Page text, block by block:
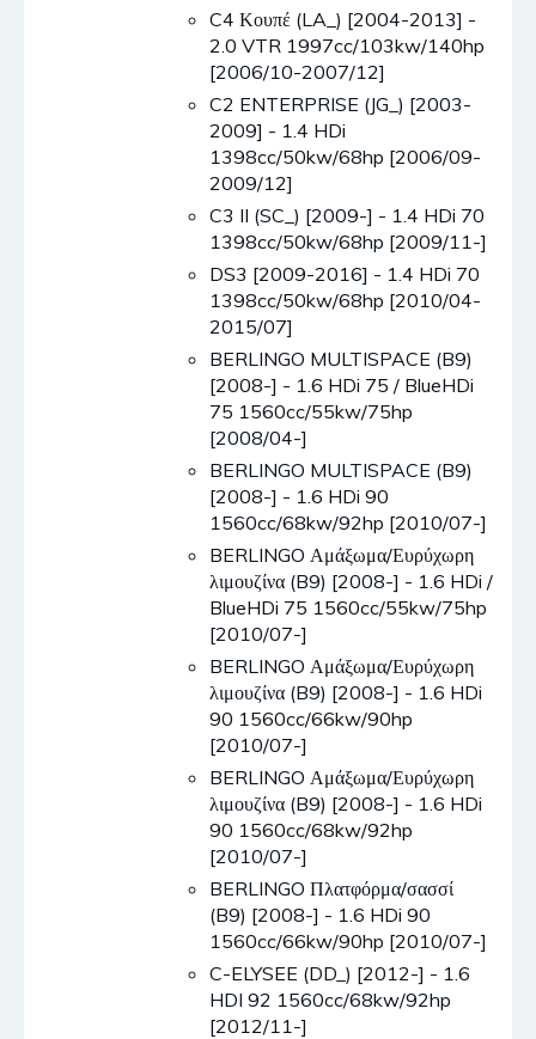
C4 Κουπέ (LA_) [2004-2013] -
2.0 VTR 1997cc/103kw/140hp
[2006/10-2007/12]
C2 ENTERPRISE (JG_) [2003-
2009] - 1.4 HDi
1398cc/50kw/68hp [2006/09-
2009/12]
C3 II (SC_) [2009-] - 1.4 HDi 70
1398cc/50kw/68hp [2009/11-]
DS3 [2009-2016] - 1.4 HDi 70
1398cc/50kw/68hp [2010/04-
2015/07]
BERLINGO MULTISPACE (B9)
[2008-] - 1.6 HDi 75 / BlueHDi
75 1560cc/55kw/75hp
[2008/04-]
BERLINGO MULTISPACE (B9)
[2008-] - 1.6 HDi 90
1560cc/68kw/92hp [2010/07-]
BERLINGO Αμάξωμα/Ευρύχωρη
λιμουζίνα (B9) [2008-] - 1.6 HDi /
BlueHDi 75 1560cc/55kw/75hp
[2010/07-]
BERLINGO Αμάξωμα/Ευρύχωρη
λιμουζίνα (B9) [2008-] - 1.6 HDi
90 1560cc/66kw/90hp
[2010/07-]
BERLINGO Αμάξωμα/Ευρύχωρη
λιμουζίνα (B9) [2008-] - 1.6 HDi
90 1560cc/68kw/92hp
[2010/07-]
BERLINGO Πλατφόρμα/σασσί
(B9) [2008-] - 1.6 HDi 90
1560cc/66kw/90hp [2010/07-]
C-ELYSEE (DD_) [2012-] - 1.6
HDI 92 1560cc/68kw/92hp
[2012/11-]